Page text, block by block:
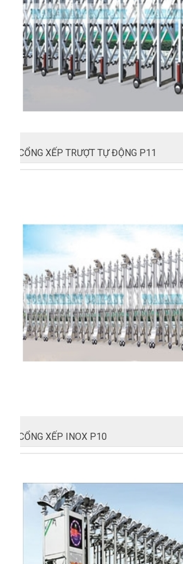
CỔNG XẾP TRƯỢT TỰ ĐỘNG P11
CỔNG XẾP INOX P10